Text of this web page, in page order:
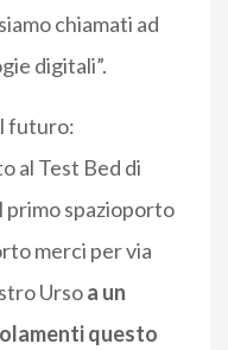
chiamati ad
digitali”.
futuro:
al Test Bed di
primo spazioporto
merci per via
Ursoa un
questo